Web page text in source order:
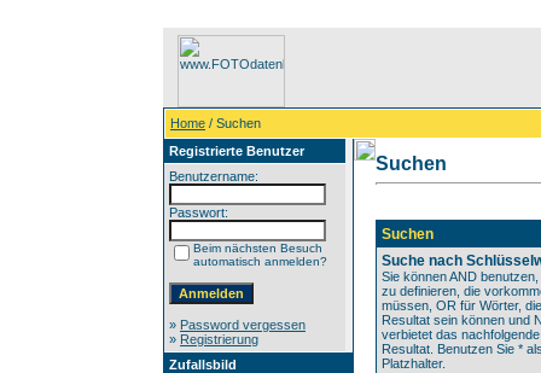
Home / Suchen
Registrierte Benutzer
Benutzername:
Passwort:
Beim nächsten Besuch
automatisch anmelden?
» Password vergessen
» Registrierung
Zufallsbild
Suchen
Suchen
Suche nach
Sie können AND
zu definieren, die
müssen, OR für Wörter,
Resultat sein können und
verbietet das
Resultat. Benutzen Sie *
Platzhalter.